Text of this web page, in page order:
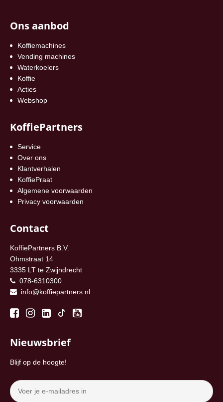
Ons aanbod
Koffiemachines
Vending machines
Waterkoelers
Koffie
Acties
Webshop
KoffiePartners
Service
Over ons
Klantverhalen
KoffiePraat
Algemene voorwaarden
Privacy voorwaarden
Contact
KoffiePartners B.V.
Ohmstraat 14
3335 LT te Zwijndrecht
078-6310300
info@koffiepartners.nl
Nieuwsbrief
Blijf op de hoogte!